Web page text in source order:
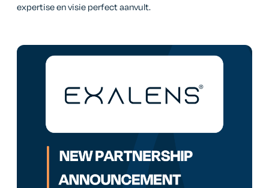
expertise en visie perfect aanvult.